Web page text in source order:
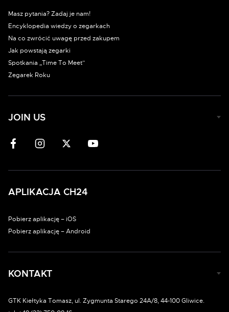
Masz pytania? Zadaj je nam!
Encyklopedia wiedzy o zegarkach
Na co zwrócić uwagę przed zakupem
Jak powstają zegarki
Spotkania „Time To Meet”
Zegarek Roku
JOIN US
APLIKACJA CH24
Pobierz aplikację – iOS
Pobierz aplikację – Android
KONTAKT
GTK Kiełtyka Tomasz, ul. Zygmunta Starego 24A/8, 44-100 Gliwice.